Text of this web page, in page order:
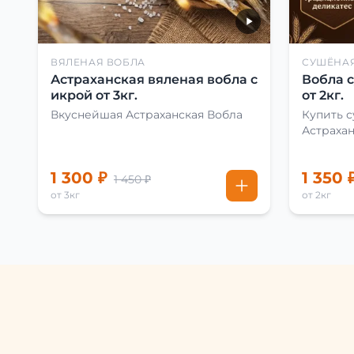
ВЯЛЕНАЯ ВОБЛА
Астраханская вяленая вобла с
икрой от 3кг.
Вкуснейшая Астраханская Вобла
1 300 ₽ 1 450 ₽
от 3кг
Вобла
от 2кг.
Купить
1 350
от 2кг